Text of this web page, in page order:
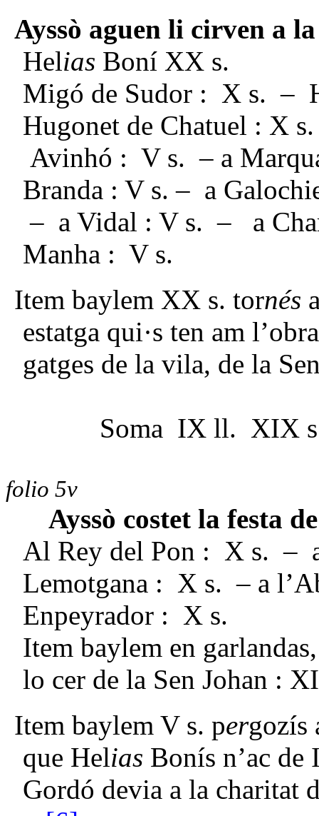
Ayssò aguen li cirven a
Helias Boní XX s.
Migó de Sudor : X s. –
Hugonet de Chatuel : X
Avinhó : V s. – a
Branda : V s. – a
– a Vidal : V s. – a
Manha : V s.
Item baylem XX s. tornés
estatga qui·s ten am
gatges de la vila, de la
Soma IX ll. XIX
folio 5v
Ayssò costet la festa
Al Rey del Pon : X s.–
Lemotgana : X s. – a
Enpeyrador : X s.
Item baylem en
lo cer de la Sen Johan :
Item baylem V s. pergozís
que Helias Bonís n’ac de
Gordó devia a la charitat